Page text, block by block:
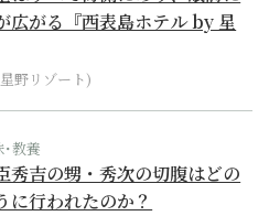
広がる『西表島ホテル by 星
野リゾート)
･教養
秀吉の甥・秀次の切腹はどの
に行われたのか？